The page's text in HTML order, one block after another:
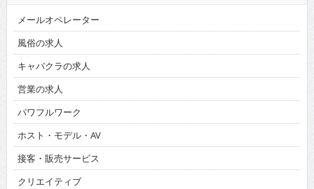
メールオペレーター
風俗の求人
キャバクラの求人
営業の求人
パワフルワーク
ホスト・モデル・AV
接客・販売サービス
クリエイティブ